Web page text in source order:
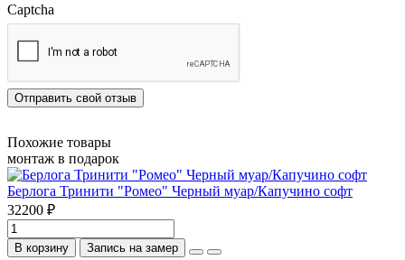
Captcha
Отправить свой отзыв
Похожие товары
монтаж в подарок
Берлога Тринити "Ромео" Черный муар/Капучино софт
32200 ₽
В корзину Запись на замер